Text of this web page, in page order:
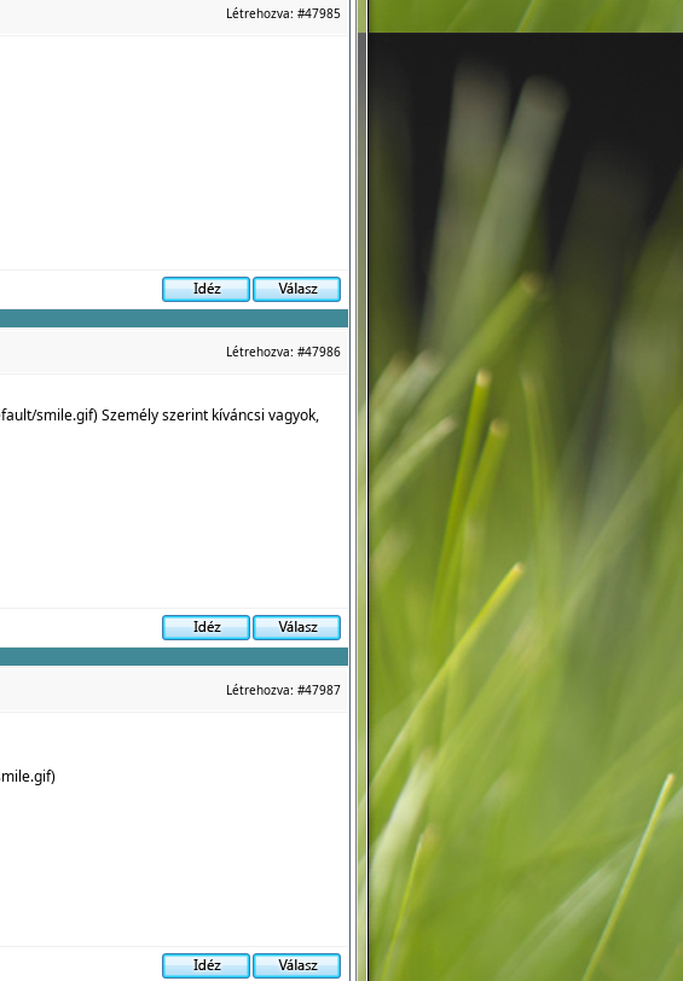
Létrehozva: #47985
Létrehozva: #47986
smile.gif) Személy szerint kíváncsi vagyok,
Létrehozva: #47987
)